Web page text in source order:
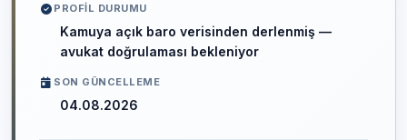
PROFIL DURUMU
Kamuya açık baro verisinden derlenmiş —
avukat doğrulaması bekleniyor
SON GÜNCELLEME
04.08.2026